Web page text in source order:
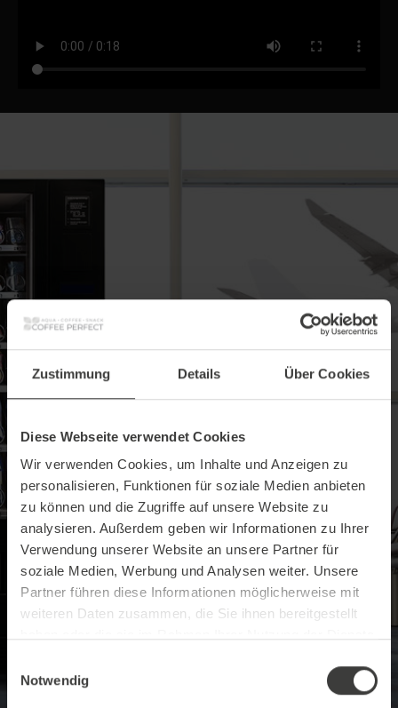
Zustimmung Details Über Cookies
Diese Webseite verwendet Cookies
Wir verwenden Cookies, um Inhalte und Anzeigen zu
personalisieren, Funktionen für soziale Medien anbieten
zu können und die Zugriffe auf unsere Website zu
analysieren. Außerdem geben wir Informationen zu Ihrer
Verwendung unserer Website an unsere Partner für
soziale Medien, Werbung und Analysen weiter. Unsere
Partner führen diese Informationen möglicherweise mit
weiteren Daten zusammen, die Sie ihnen bereitgestellt
Notwendig
Absoluter Energiegeber
Klein im Platz - groß im Geschmack: Der
SP40 ist die optimale Lösung bei engen
Räumen und geringer Stellmöglichkeit.
Beratungstermin vereinbaren